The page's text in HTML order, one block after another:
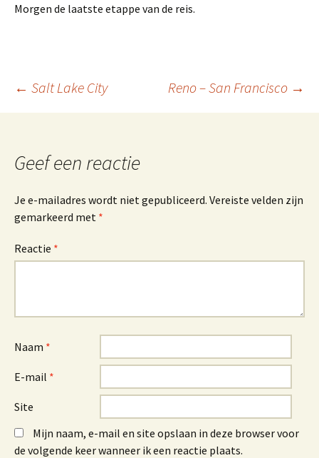
Morgen de laatste etappe van de reis.
Berichtnavigatie
← Salt Lake City Reno – San Francisco →
Geef een reactie
Je e-mailadres wordt niet gepubliceerd. Vereiste velden zijn
gemarkeerd met *
Reactie *
Naam *
E-mail *
Site
Mijn naam, e-mail en site opslaan in deze browser voor
de volgende keer wanneer ik een reactie plaats.